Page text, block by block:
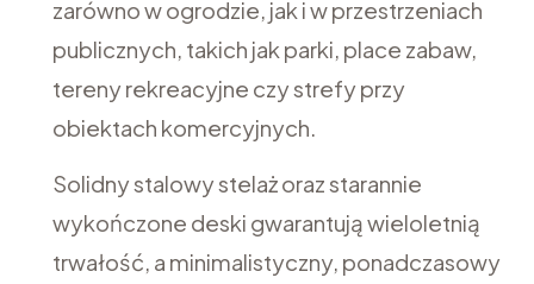
zarówno w ogrodzie, jak i w przestrzeniach
publicznych, takich jak parki, place zabaw,
tereny rekreacyjne czy strefy przy
obiektach komercyjnych.
Solidny stalowy stelaż oraz starannie
wykończone deski gwarantują wieloletnią
trwałość, a minimalistyczny, ponadczasowy